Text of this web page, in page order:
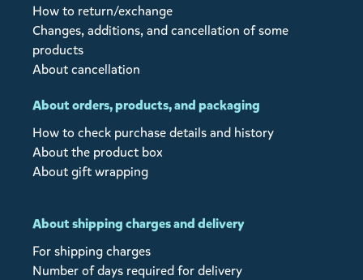
How to return/exchange
Changes, additions, and cancellation of some
products
About cancellation
About orders, products, and packaging
How to check purchase details and history
About the product box
About gift wrapping
About shipping charges and delivery
For shipping charges
Number of days required for delivery